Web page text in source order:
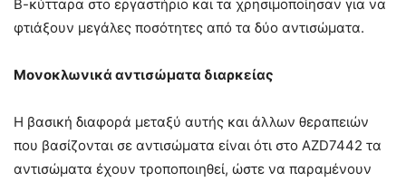
Β-κύτταρα στο εργαστήριο και τα χρησιμοποίησαν για να
φτιάξουν μεγάλες ποσότητες από τα δύο αντισώματα.
Μονοκλωνικά αντισώματα διαρκείας
Η βασική διαφορά μεταξύ αυτής και άλλων θεραπειών
που βασίζονται σε αντισώματα είναι ότι στο AZD7442 τα
αντισώματα έχουν τροποποιηθεί, ώστε να παραμένουν